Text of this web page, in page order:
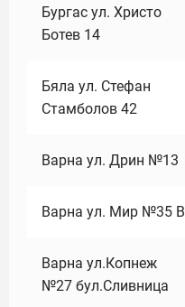
Бургас ул. Христо
Ботев 14
Бяла ул. Стефан
Стамболов 42
Варна ул. Дрин №13
Варна ул. Мир №35 В
Варна ул.Копнеж
№27 бул.Сливница